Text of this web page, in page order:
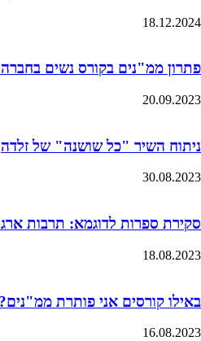
18.12.2024
פתרון ממ"נים בקורס נשים
20.09.2023
ניתוח השיר "כל שושנה" של זלדה
30.08.2023
סקירת ספרות לדוגמא: תרבות
18.08.2023
באילו קורסים אני פותרת ממ"נים?
16.08.2023